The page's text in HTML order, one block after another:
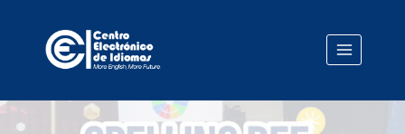
contenido